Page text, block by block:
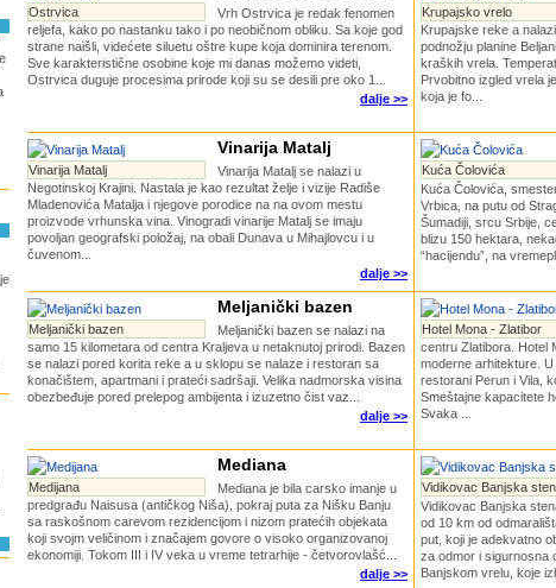
Ostrvica
Vrh Ostrvica je redak fenomen
reljefa, kako po nastanku tako i po neobičnom obliku. Sa koje god
strane naišli, videćete siluetu oštre kupe koja dominira terenom.
Sve karakteristične osobine koje mi danas možemo videti,
Ostrvica duguje procesima prirode koji su se desili pre oko 1...
dalje >>
Krupajsko vrelo
Krupajske reke a
podnožju planine
kraških vrela.
Prvobitno izgled vrela
koja je fo...
Vinarija Matalj
Vinarija Matalj
Vinarija Matalj se nalazi u
Negotinskoj Krajini. Nastala je kao rezultat želje i vizije Radiše
Mladenovića Matalja i njegove porodice na na ovom mestu
proizvode vrhunska vina. Vinogradi vinarije Matalj se imaju
povoljan geografski položaj, na obali Dunava u Mihajlovcu i u
čuvenom...
dalje >>
Kuća Čolovića
Kuća Čolovića,
Vrbica, na putu od
Šumadiji, srcu Srbije,
blizu 150 hektara,
“hacijendu”, na
Meljanički bazen
Meljanički bazen
Meljanički bazen se nalazi na
samo 15 kilometara od centra Kraljeva u netaknutoj prirodi. Bazen
se nalazi pored korita reke a u sklopu se nalaze i restoran sa
konačištem, apartmani i prateći sadršaji. Velika nadmorska visina
obezbeđuje pored prelepog ambijenta i izuzetno čist vaz...
dalje >>
Hotel Mona - Zlatibor
centru Zlatibora. Hotel
moderne arhitekture.
restorani Perun i Vila,
Smeštajne kapacitete
Svaka ...
Medijana
Mediana
Mediana je bila carsko imanje u
predgrađu Naisusa (antičkog Niša), pokraj puta za Nišku Banju
sa raskošnom carevom rezidencijom i nizom pratećih objekata
koji svojm veličinom i značajem govore o visoko organizovanoj
ekonomiji. Tokom III i IV veka u vreme tetrarhije - četvorovlašć...
dalje >>
Vidikovac Banjska
Vidikovac Banjska
od 10 km od
put, koji je adekvatno
za odmor i sigurnosna
Banjskom vrelu, koje